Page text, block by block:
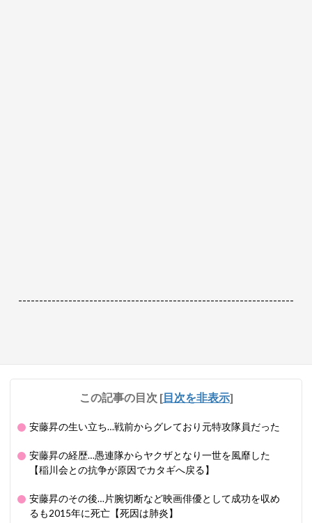
------------------------------------------------------------------
この記事の目次 [目次を非表示]
安藤昇の生い立ち…戦前からグレており元特攻隊員だった
安藤昇の経歴…愚連隊からヤクザとなり一世を風靡した
【稲川会との抗争が原因でカタギへ戻る】
安藤昇のその後…片腕切断など映画俳優として成功を収め
るも2015年に死亡【死因は肺炎】